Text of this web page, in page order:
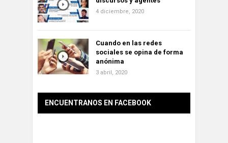
4 diciembre, 2020
Cuando en las redes
sociales se opina de forma
anónima
3 abril, 2020
ENCUENTRANOS EN FACEBOOK